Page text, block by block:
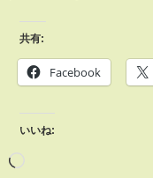
共有:
Facebook
いいね: